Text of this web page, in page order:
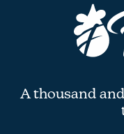
A thousand